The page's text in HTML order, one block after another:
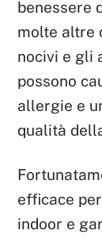
benessere
molte altre
nocivi e gli
possono
allergie e
qualità
efficace
indoor e